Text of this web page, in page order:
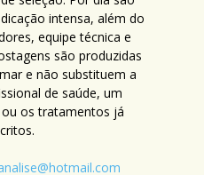
intensa, além do
equipe técnica e
são produzidas
e não substituem a
de saúde, um
os tratamentos já